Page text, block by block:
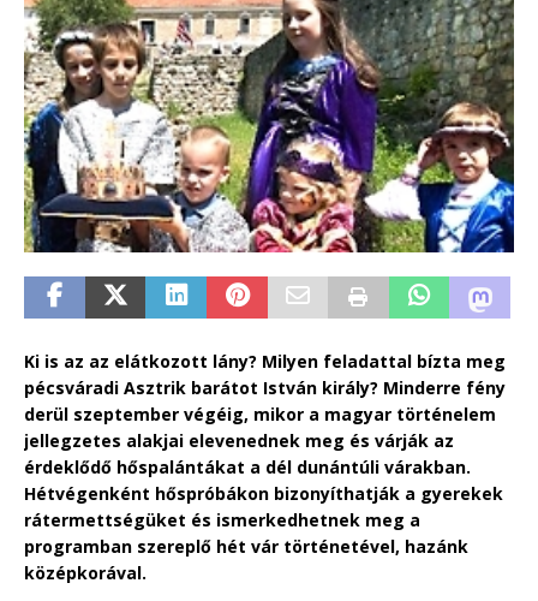
Ki is az az elátkozott lány? Milyen feladattal bízta meg
pécsváradi Asztrik barátot István király? Minderre fény
derül szeptember végéig, mikor a magyar történelem
jellegzetes alakjai elevenednek meg és várják az
érdeklődő hőspalántákat a dél dunántúli várakban.
Hétvégenként hőspróbákon bizonyíthatják a gyerekek
rátermettségüket és ismerkedhetnek meg a
programban szereplő hét vár történetével, hazánk
középkorával.